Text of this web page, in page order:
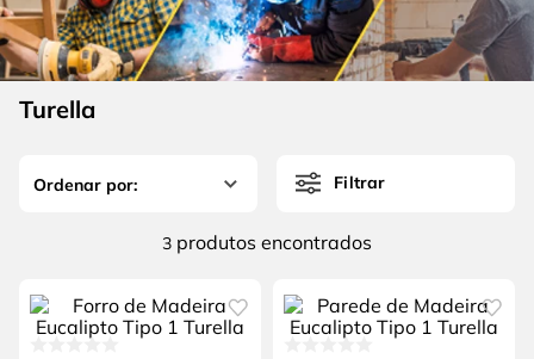
Turella
Filtrar
3 produtos
6º serra copo
7º luva
8º fio
alicate
4 º escada
5º serra circular
º serra copo
fio
lavadora alta pressão